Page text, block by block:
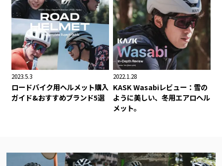
2023.5.3
ロードバイク用ヘルメット購入
ガイド&おすすめブランド5選
2022.1.28
KASK Wasabiレビュー：雪の
ように美しい、冬用エアロヘル
メット。